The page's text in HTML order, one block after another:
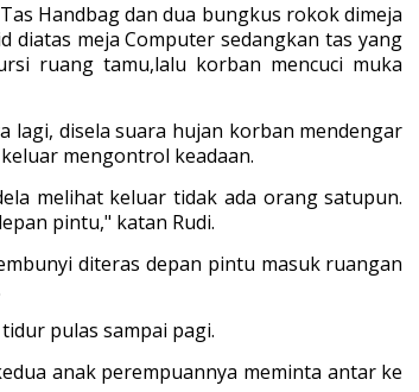
Handbag dan dua bungkus rokok dimeja
diatas meja Computer sedangkan tas yang
ruang tamu,lalu korban mencuci muka
lagi, disela suara hujan korban mendengar
mengontrol keadaan.
melihat keluar tidak ada orang satupun.
pintu," katan Rudi.
diteras depan pintu masuk ruangan
pulas sampai pagi.
anak perempuannya meminta antar ke